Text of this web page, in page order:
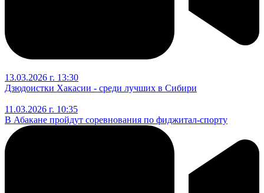
13.03.2026 г. 13:30
Дзюдоистки Хакасии - среди лучших в Сибири
11.03.2026 г. 10:35
В Абакане пройдут соревнования по фиджитал-спорту